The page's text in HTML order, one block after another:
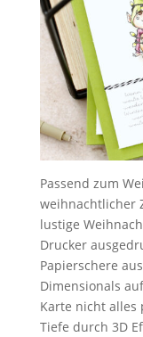
Passend zum
weihnachtlicher
lustige
Drucker
Papierschere
Dimensionals
Karte nicht alles
Tiefe durch 3D